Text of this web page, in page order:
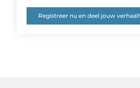
Registreer nu en deel jouw verhaal!